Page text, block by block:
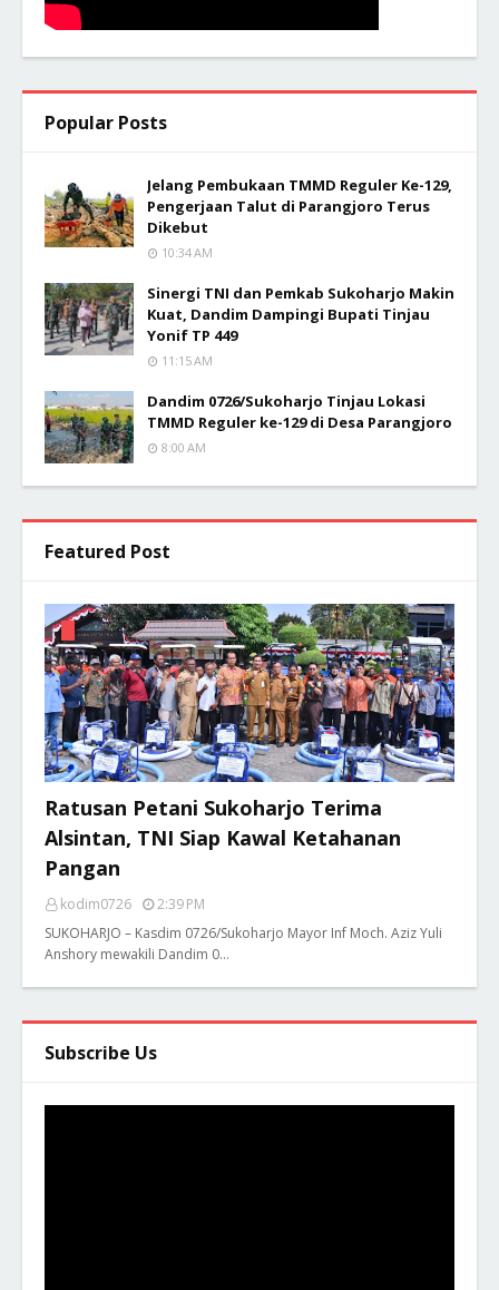
Popular Posts
Jelang Pembukaan TMMD Reguler Ke-129,
Pengerjaan Talut di Parangjoro Terus
Dikebut
10:34 AM
Sinergi TNI dan Pemkab Sukoharjo Makin
Kuat, Dandim Dampingi Bupati Tinjau
Yonif TP 449
11:15 AM
Dandim 0726/Sukoharjo Tinjau Lokasi
TMMD Reguler ke-129 di Desa Parangjoro
8:00 AM
Featured Post
Ratusan Petani Sukoharjo Terima
Alsintan, TNI Siap Kawal Ketahanan
Pangan
kodim0726
2:39 PM
SUKOHARJO – Kasdim 0726/Sukoharjo Mayor Inf Moch. Aziz Yuli
Anshory mewakili Dandim 0…
Subscribe Us